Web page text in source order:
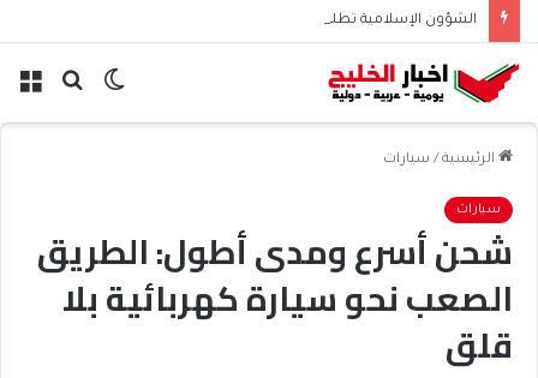
بحث الوضع
الرئيسية / سيارات
سيارات
شحن أسرع ومدى أطول: الطريق
الصعب نحو سيارة كهربائية بلا
قلق